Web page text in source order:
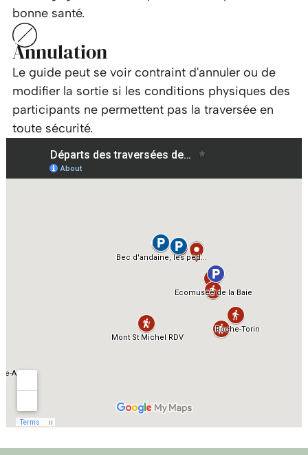
bonne santé.
Annulation
Le guide peut se voir contraint d'annuler ou de
modifier la sortie si les conditions physiques des
participants ne permettent pas la traversée en
toute sécurité.